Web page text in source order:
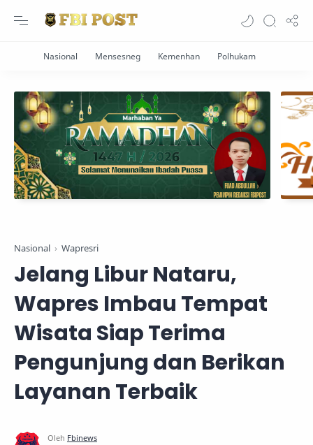
Nasional Wapresri
Jelang Libur Nataru,
Wapres Imbau Tempat
Wisata Siap Terima
Pengunjung dan Berikan
Layanan Terbaik